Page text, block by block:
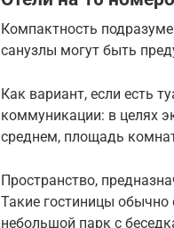
Компактность
санузлы могут быть
Как вариант, если есть
коммуникации: в целях
среднем, площадь
Пространство,
Такие гостиницы обычно
небольшой парк с